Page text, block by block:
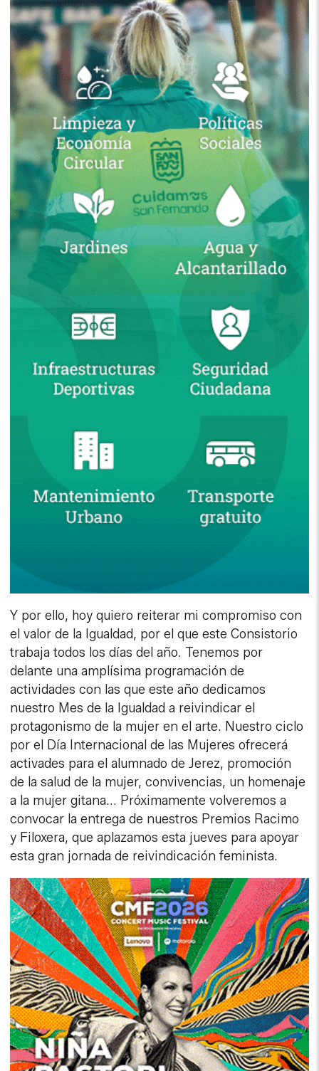
Y por ello, hoy quiero reiterar mi compromiso con
el valor de la Igualdad, por el que este Consistorio
trabaja todos los días del año. Tenemos por
delante una amplísima programación de
actividades con las que este año dedicamos
nuestro Mes de la Igualdad a reivindicar el
protagonismo de la mujer en el arte. Nuestro ciclo
por el Día Internacional de las Mujeres ofrecerá
activades para el alumnado de Jerez, promoción
de la salud de la mujer, convivencias, un homenaje
a la mujer gitana... Próximamente volveremos a
convocar la entrega de nuestros Premios Racimo
y Filoxera, que aplazamos esta jueves para apoyar
esta gran jornada de reivindicación feminista.